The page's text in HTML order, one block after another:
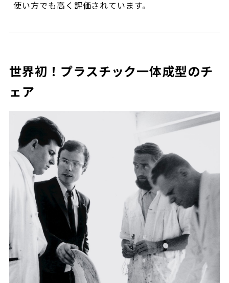
使い方でも高く評価されています。
世界初！プラスチック一体成型のチ
ェア